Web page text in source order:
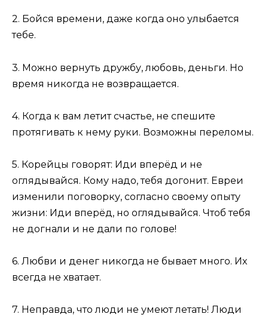
2. Бойся времени, даже когда оно улыбается
тебе.
3. Можно вернуть дружбу, любовь, деньги. Но
время никогда не возвращается.
4. Когда к вам летит счастье, не спешите
протягивать к нему руки. Возможны переломы.
5. Корейцы говорят: Иди вперёд и не
оглядывайся. Кому надо, тебя догонит. Евреи
изменили поговорку, согласно своему опыту
жизни: Иди вперёд, но оглядывайся. Чтоб тебя
не догнали и не дали по голове!
6. Любви и денег никогда не бывает много. Их
всегда не хватает.
7. Неправда, что люди не умеют летать! Люди